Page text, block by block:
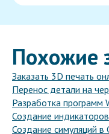
Похожие
Заказать 3D печать
Перенос детали на
Разработка программ
Создание
Создание симуляций в